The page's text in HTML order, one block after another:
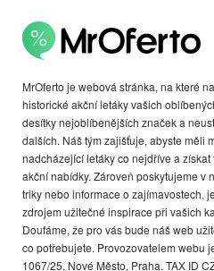
MrOferto je webová stránka, na které
historické akční letáky vašich
desítky nejoblíbenějších značek a
dalších. Náš tým zajišťuje, abyste měli
nadcházející letáky co nejdříve a
akční nabídky. Zároveň poskytujeme v
triky nebo informace o zajímavostech,
zdrojem užitečné inspirace při vašich
Doufáme, že pro vás bude náš web
co potřebujete. Provozovatelem webu
1067/25, Nové Město, Praha. TAX ID